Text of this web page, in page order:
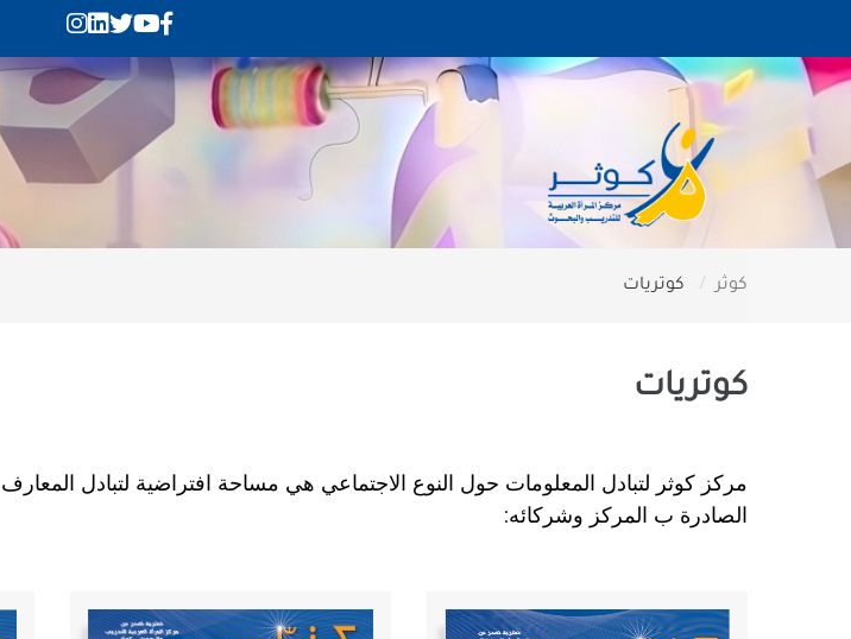
كوثر كوتريات
كوتريات
مركز كوثر لتبادل المعلومات حول النوع الاجتماعي هي مساحة افتراضية لتبادل المعارف
الصادرة ب المركز وشركائه: